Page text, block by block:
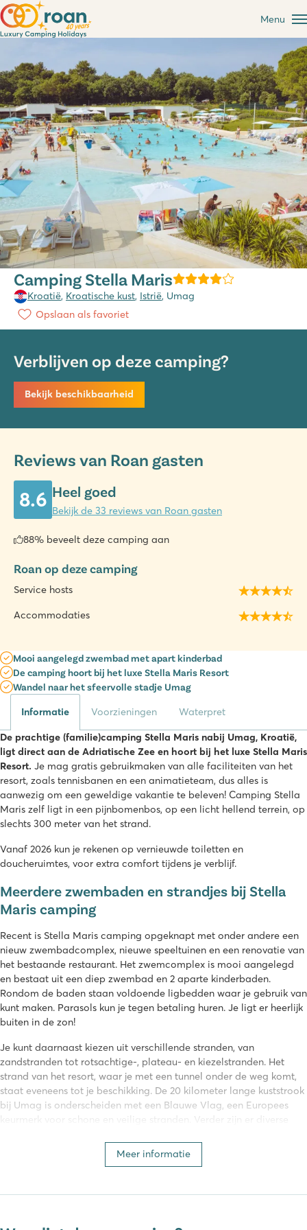
Menu
Camping Stella Maris
Kroatië, Kroatische kust, Istrië, Umag
Opslaan als favoriet
Verblijven op deze camping?
Bekijk beschikbaarheid
Reviews van Roan gasten
8.6 Heel goed
Bekijk de 33 reviews van Roan gasten
88% beveelt deze camping aan
Roan op deze camping
Service hosts
Accommodaties
Mooi aangelegd zwembad met apart kinderbad
De camping hoort bij het luxe Stella Maris Resort
Wandel naar het sfeervolle stadje Umag
Informatie Voorzieningen Waterpret
De prachtige (familie)camping Stella Maris nabij Umag, Kroatië,
ligt direct aan de Adriatische Zee en hoort bij het luxe Stella Maris
Resort. Je mag gratis gebruikmaken van alle faciliteiten van het
resort, zoals tennisbanen en een animatieteam, dus alles is
aanwezig om een geweldige vakantie te beleven! Camping Stella
Maris zelf ligt in een pijnbomenbos, op een licht hellend terrein, op
slechts 300 meter van het strand.
Vanaf 2026 kun je rekenen op vernieuwde toiletten en
doucheruimtes, voor extra comfort tijdens je verblijf.
Meerdere zwembaden en strandjes bij Stella
Maris camping
Recent is Stella Maris camping opgeknapt met onder andere een
nieuw zwembadcomplex, nieuwe speeltuinen en een renovatie van
het bestaande restaurant. Het zwemcomplex is mooi aangelegd
en bestaat uit een diep zwembad en 2 aparte kinderbaden.
Rondom de baden staan voldoende ligbedden waar je gebruik van
kunt maken. Parasols kun je tegen betaling huren. Je ligt er heerlijk
buiten in de zon!
Je kunt daarnaast kiezen uit verschillende stranden, van
zandstranden tot rotsachtige-, plateau- en kiezelstranden. Het
strand van het resort, waar je met een tunnel onder de weg komt,
staat eveneens tot je beschikking. De 20 kilometer lange kuststrook
bij Umag is onderscheiden met een Blauwe Vlag, een Europees
keurmerk voor schone en veilige stranden. Verder zijn er diverse
Stella Maris camping. Ook duiken behoort tot de mogelijkheden,
Meer informatie